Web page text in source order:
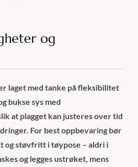
og
laget med tanke på fleksibilitet
bukse sys med
at plagget kan justeres over tid
For best oppbevaring bør
og støvfritt i tøypose – aldri i
og legges ustrøket, mens